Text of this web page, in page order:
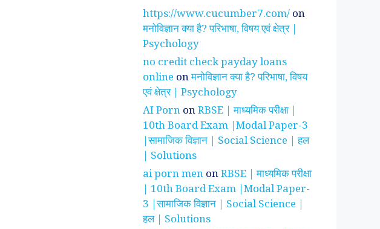
झाँसी की रानी के रहस्मयी
सुनीता विलियम्स ~
भारतीय मूल की अन्तरिक्ष
यात्री
https://www.cucumber7.com/ on
मनोविज्ञान क्या है? परिभाषा, विषय एवं क्षेत्र |
Psychology
no credit check payday loans
online onमनोविज्ञान क्या है? परिभाषा, विषय
एवं क्षेत्र | Psychology
AI Porn onRBSE | माध्यमिक परीक्षा |
10th Board Exam |Modal Paper-3
|सामाजिक विज्ञान | Social Science | हल
| Solutions
ai porn men onRBSE | माध्यमिक परीक्षा
| 10th Board Exam |Modal Paper-
3 |सामाजिक विज्ञान | Social Science |
हल | Solutions